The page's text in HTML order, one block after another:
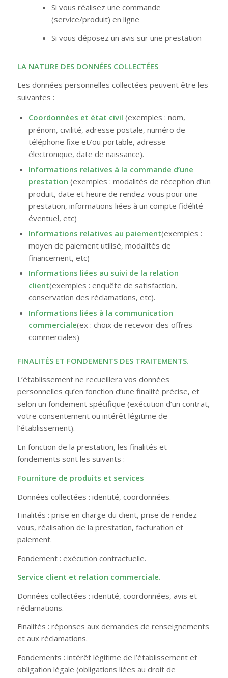
Si vous réalisez une commande
(service/produit) en ligne
Si vous déposez un avis sur une prestation
LA NATURE DES DONNÉES COLLECTÉES
Les données personnelles collectées peuvent être les
suivantes :
Coordonnées et état civil (exemples : nom,
prénom, civilité, adresse postale, numéro de
téléphone fixe et/ou portable, adresse
électronique, date de naissance).
Informations relatives à la commande d’une
prestation (exemples : modalités de réception d’un
produit, date et heure de rendez-vous pour une
prestation, informations liées à un compte fidélité
éventuel, etc)
Informations relatives au paiement(exemples :
moyen de paiement utilisé, modalités de
financement, etc)
Informations liées au suivi de la relation
client(exemples : enquête de satisfaction,
conservation des réclamations, etc).
Informations liées à la communication
commerciale(ex : choix de recevoir des offres
commerciales)
FINALITÉS ET FONDEMENTS DES TRAITEMENTS.
L’établissement ne recueillera vos données
personnelles qu’en fonction d’une finalité précise, et
selon un fondement spécifique (exécution d’un contrat,
votre consentement ou intérêt légitime de
l’établissement).
En fonction de la prestation, les finalités et
fondements sont les suivants :
Fourniture de produits et services
Données collectées : identité, coordonnées.
Finalités : prise en charge du client, prise de rendez-
vous, réalisation de la prestation, facturation et
paiement.
Fondement : exécution contractuelle.
Service client et relation commerciale.
Données collectées : identité, coordonnées, avis et
réclamations.
Finalités : réponses aux demandes de renseignements
et aux réclamations.
Fondements : intérêt légitime de l’établissement et
obligation légale (obligations liées au droit de